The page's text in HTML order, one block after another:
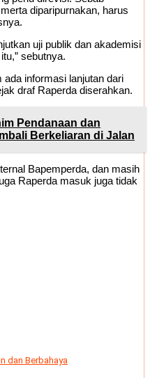
diparipurnakan, harus
uji publik dan akademisi
sebutnya.
informasi lanjutan dari
draf Raperda diserahkan.
Pendanaan dan
Berkeliaran di Jalan
Bapemperda, dan masih
Raperda masuk juga tidak
dan Berbahaya